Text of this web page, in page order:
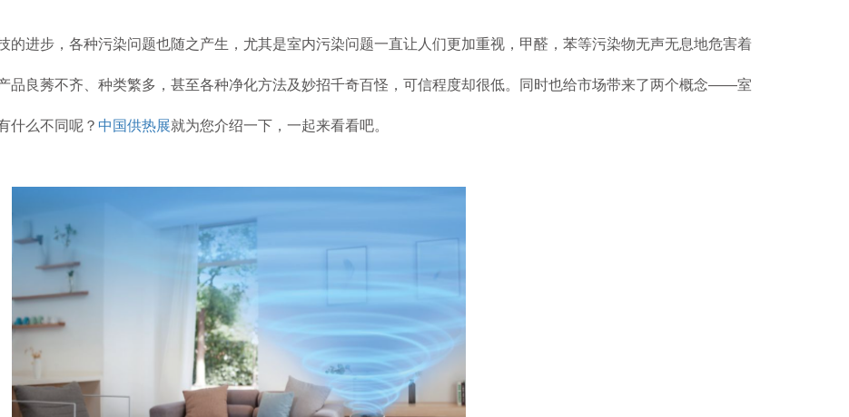
进步，各种污染问题也随之产生，尤其是室内污染问题一直让人们更加重视，甲醛，苯等污染物无声无息地危害着
品良莠不齐、种类繁多，甚至各种净化方法及妙招千奇百怪，可信程度却很低。同时也给市场带来了两个概念——室
什么不同呢？ 中国供热展就为您介绍一下，一起来看看吧。